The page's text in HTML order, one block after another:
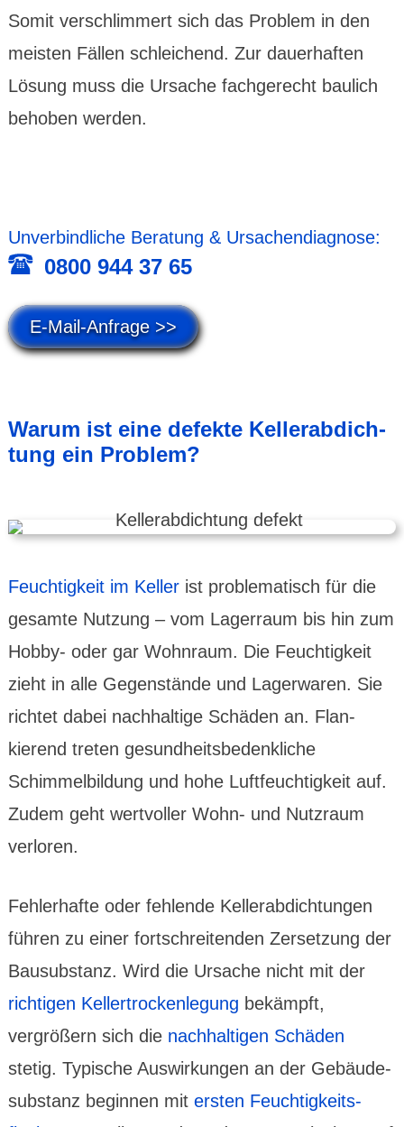
Somit verschlim­mert sich das Problem in den
meisten Fällen schlei­chend. Zur dauer­haften
Lösung muss die Ursache fach­gerecht baulich
behoben werden.
Unver­bind­liche Beratung & Ursachen­diagnose:
0800 944 37 65
E-Mail-Anfrage >>
Warum ist eine defekte Keller­abdich­
tung ein Problem?
Feuchtig­keit im Kellerist proble­matisch für die
gesamte Nutzung – vom Lager­raum bis hin zum
Hobby- oder gar Wohn­raum. Die Feuchtig­keit
zieht in alle Gegen­stände und Lager­waren. Sie
richtet dabei nach­haltige Schäden an. Flan­
kierend treten gesund­heits­bedenk­liche
Schimmel­bildung und hohe Luft­feuchtig­keit auf.
Zudem geht wert­voller Wohn- und Nutz­raum
verloren.
Fehler­hafte oder fehlende Keller­abdich­tungen
führen zu einer fort­schrei­tenden Zerset­zung der
Bausubs­tanz. Wird die Ursache nicht mit der
rich­tigen Keller­trocken­legung bekämpft,
vergrößern sich die nach­haltigen Schäden
stetig. Typische Auswir­kungen an der Gebäude­
subs­tanz beginnen mit ersten Feuchtig­keits­